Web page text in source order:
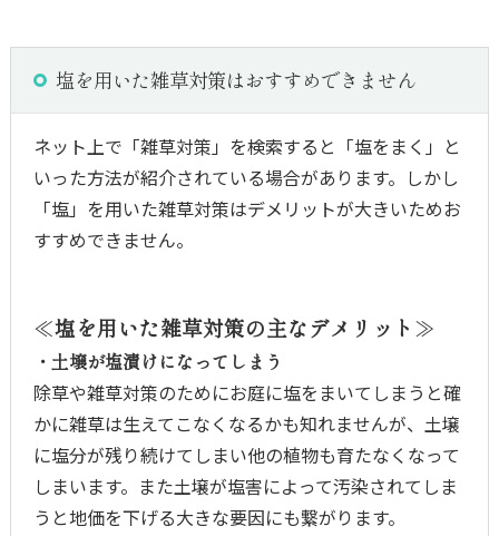
塩を用いた雑草対策はおすすめできません
ネット上で「雑草対策」を検索すると「塩をまく」と
いった方法が紹介されている場合があります。しかし
「塩」を用いた雑草対策はデメリットが大きいためお
すすめできません。
≪塩を用いた雑草対策の主なデメリット≫
・土壌が塩漬けになってしまう
除草や雑草対策のためにお庭に塩をまいてしまうと確
かに雑草は生えてこなくなるかも知れませんが、土壌
に塩分が残り続けてしまい他の植物も育たなくなって
しまいます。また土壌が塩害によって汚染されてしま
うと地価を下げる大きな要因にも繋がります。